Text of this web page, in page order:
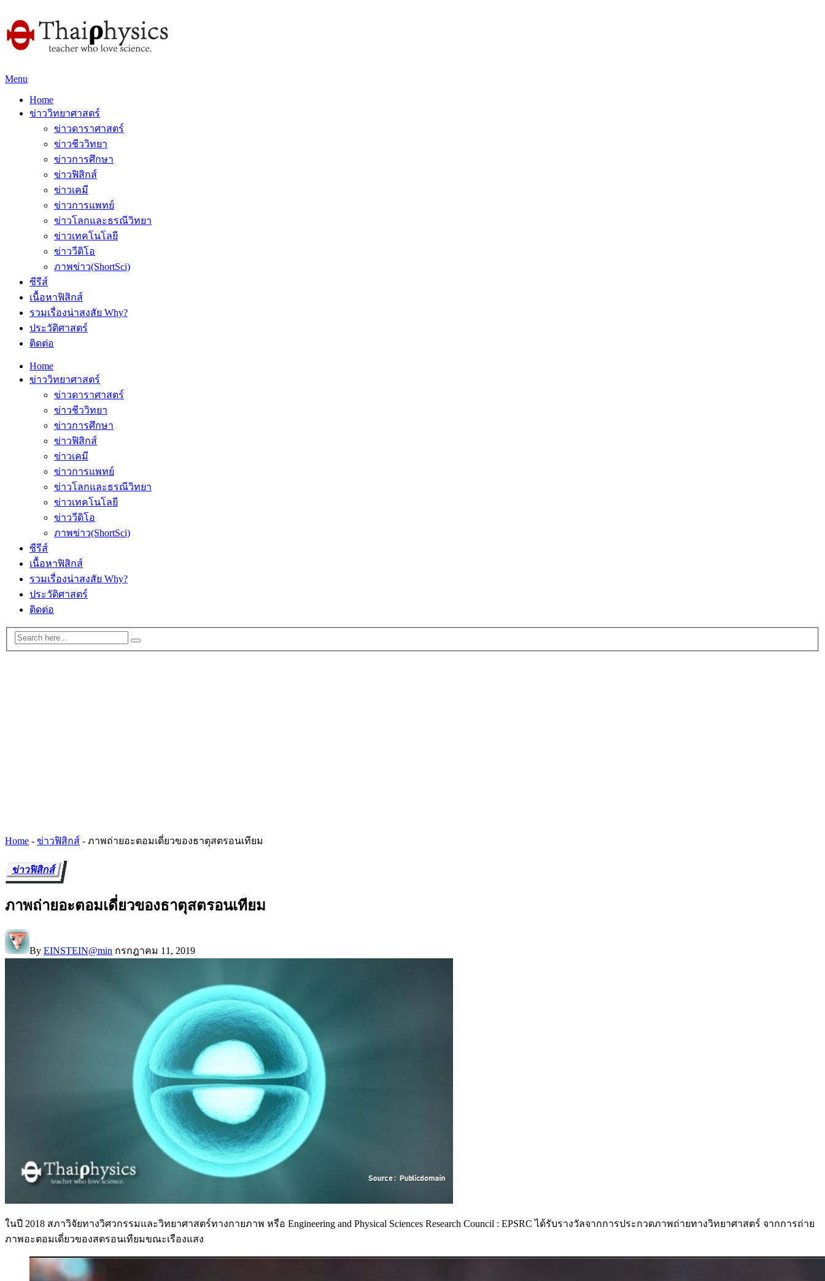
Menu
Home
ข่าววิทยาศาสตร์
ข่าวดาราศาสตร์
ข่าวชีววิทยา
ข่าวการศึกษา
ข่าวฟิสิกส์
ข่าวเคมี
ข่าวการแพทย์
ข่าวโลกและธรณีวิทยา
ข่าวเทคโนโลยี
ข่าววีดิโอ
ภาพข่าว(ShortSci)
ซีรีส์
เนื้อหาฟิสิกส์
รวมเรื่องน่าสงสัย Why?
ประวัติศาสตร์
ติดต่อ
Home
ข่าววิทยาศาสตร์
ข่าวดาราศาสตร์
ข่าวชีววิทยา
ข่าวการศึกษา
ข่าวฟิสิกส์
ข่าวเคมี
ข่าวการแพทย์
ข่าวโลกและธรณีวิทยา
ข่าวเทคโนโลยี
ข่าววีดิโอ
ภาพข่าว(ShortSci)
ซีรีส์
เนื้อหาฟิสิกส์
รวมเรื่องน่าสงสัย Why?
ประวัติศาสตร์
ติดต่อ
Home - ข่าวฟิสิกส์ - ภาพถ่ายอะตอมเดี่ยวของธาตุสตรอนเทียม
ข่าวฟิสิกส์
ภาพถ่ายอะตอมเดี่ยวของธาตุสตรอนเทียม
By EINSTEIN@min กรกฎาคม 11, 2019
ในปี 2018 สภาวิจัยทางวิศวกรรมและวิทยาศาสตร์ทางกายภาพ หรือ Engineering and Physical Sciences Research Council : EPSRC ได้รับรางวัลจากการประกวดภาพถ่ายทางวิทยาศาสตร์ จากการถ่าย
ภาพอะตอมเดี่ยวของสตรอนเทียมขณะเรืองแสง